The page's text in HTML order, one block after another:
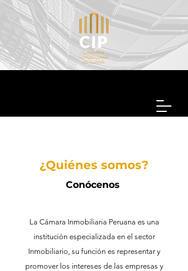
¿Quiénes somos?
Conócenos
La Cámara Inmobiliaria Peruana es una
institución especializada en el sector
Inmobiliario, su función es representar y
promover los intereses de las empresas y